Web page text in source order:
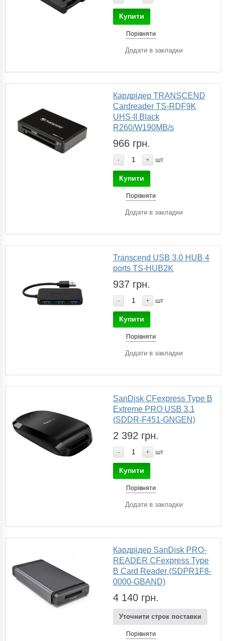
Купити
Порівняти
Додати в закладки
Кардрідер TRANSCEND
Cardreader TS-RDF9K
UHS-II Black
R260/W190MB/s
966 грн.
- + шт
Купити
Порівняти
Додати в закладки
Transcend USB 3.0 HUB 4
ports TS-HUB2K
937 грн.
- + шт
Купити
Порівняти
Додати в закладки
SanDisk CFexpress Type B
Extreme PRO USB 3.1
(SDDR-F451-GNGEN)
2 392 грн.
- + шт
Купити
Порівняти
Додати в закладки
Кардрідер SanDisk PRO-
READER CFexpress Type
B Card Reader (SDPR1F8-
0000-GBAND)
4 140 грн.
Уточнити строк поставки
Порівняти